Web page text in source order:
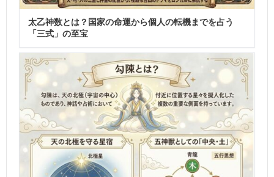
太乙神数とは？国家の命運から個人の転機までを占う
「三式」の至宝